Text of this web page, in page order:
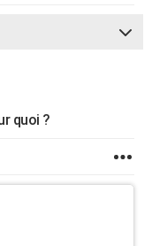
quoi ?